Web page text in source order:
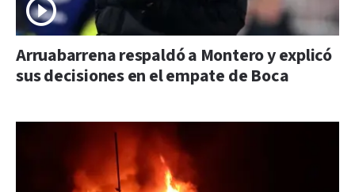
Arruabarrena respaldó a Montero y explicó
sus decisiones en el empate de Boca